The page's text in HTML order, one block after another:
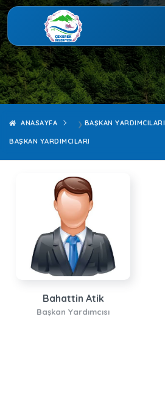
ANASAYFA BAŞKAN YARDIMCILARI
BAŞKAN YARDIMCILARI
Bahattin Atik
Başkan Yardımcısı